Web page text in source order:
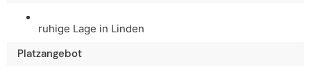
ruhige Lage in Linden
Platzangebot